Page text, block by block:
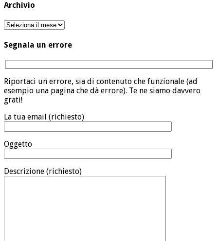
Archivio
Archivio
Segnala un errore
Riportaci un errore, sia di contenuto che funzionale (ad
esempio una pagina che dà errore). Te ne siamo davvero
grati!
La tua email (richiesto)
Oggetto
Descrizione (richiesto)